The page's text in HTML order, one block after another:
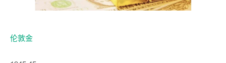
伦敦金